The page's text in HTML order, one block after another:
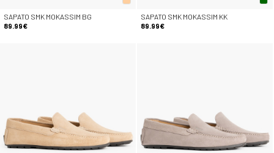
SAPATO SMK MOKASSIM BG
89.99€
SAPATO SMK MOKASSIM KK
89.99€